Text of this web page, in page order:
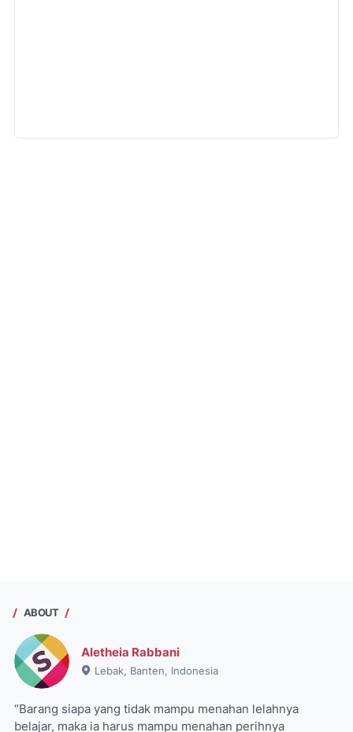
ABOUT
Aletheia Rabbani
Lebak, Banten, Indonesia
“Barang siapa yang tidak mampu menahan lelahnya
belajar, maka ia harus mampu menahan perihnya